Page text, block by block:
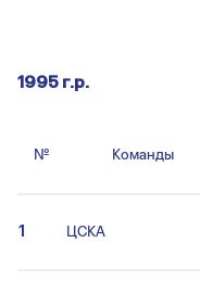
1995 г.р.
№ Команды
1 ЦСКА